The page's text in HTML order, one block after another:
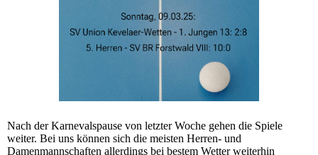
Nach der Karnevalspause von letzter Woche gehen die Spiele
weiter. Bei uns können sich die meisten Herren- und
Damenmannschaften allerdings bei bestem Wetter weiterhin